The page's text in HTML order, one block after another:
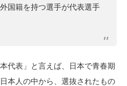
国籍を持つ選手が代表選手
代表」と言えば、日本で青春期
本人の中から、選抜されたもの